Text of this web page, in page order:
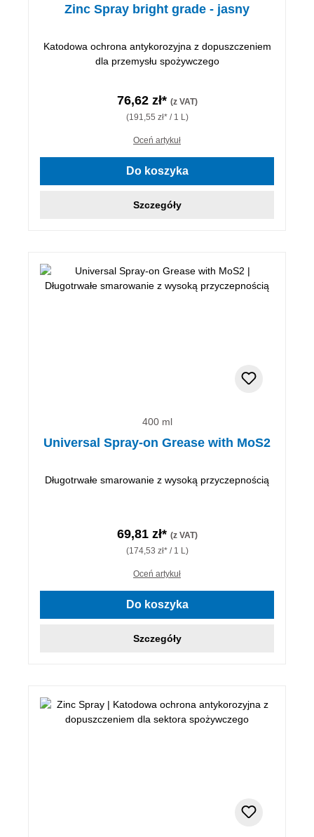
Zinc Spray bright grade - jasny
Katodowa ochrona antykorozyjna z dopuszczeniem
dla przemysłu spożywczego
76,62 zł* (z VAT)
(191,55 zł* / 1 L)
Oceń artykuł
Do koszyka
Szczegóły
400 ml
Universal Spray-on Grease with MoS2
Długotrwałe smarowanie z wysoką przyczepnością
69,81 zł* (z VAT)
(174,53 zł* / 1 L)
Oceń artykuł
Do koszyka
Szczegóły